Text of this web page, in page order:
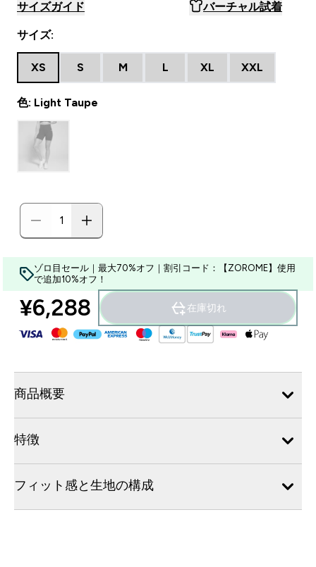
サイズガイド バーチャル試着
サイズ:
XS S M L XL XXL
色: Light Taupe
ゾロ目セール｜最大70%オフ｜割引コード：【ZOROME】使用
で追加10%オフ！
¥6,288‎ 在庫切れ
商品概要
特徴
フィット感と生地の構成